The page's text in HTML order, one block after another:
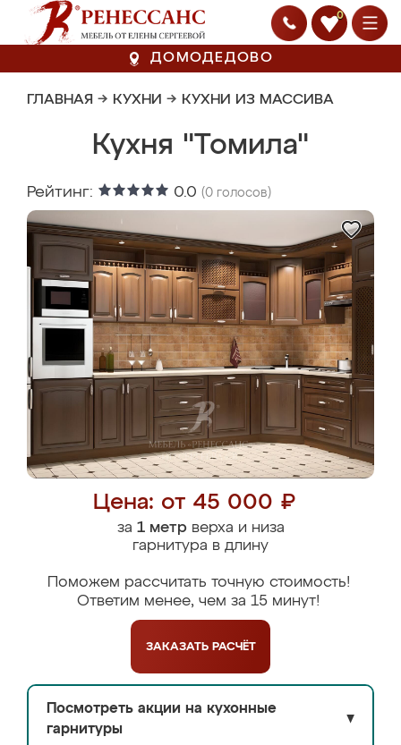
0
ДОМОДЕДОВО
ГЛАВНАЯ → КУХНИ → КУХНИ ИЗ МАССИВА
Кухня "Томила"
Рейтинг: 0.0 (0 голосов)
Цена: от 45 000 ₽
за 1 метрверха и низа
гарнитура в длину
Поможем рассчитать точную стоимость!
Ответим менее, чем за 15 минут!
ЗАКАЗАТЬ РАСЧЁТ
Посмотреть акции на кухонные
гарнитуры
▼